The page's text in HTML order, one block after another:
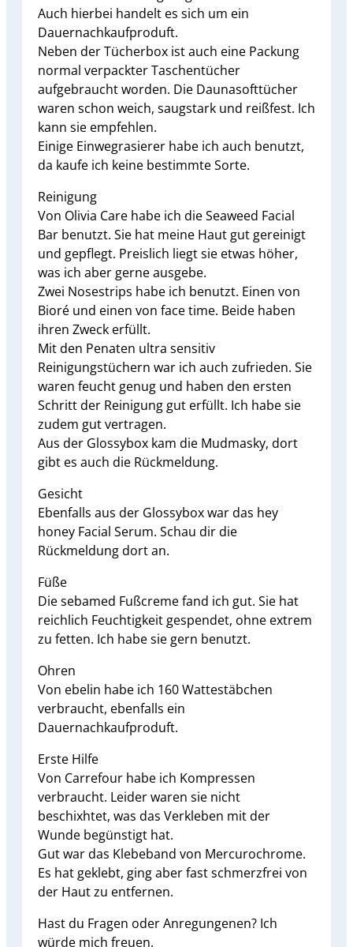
Auch hierbei handelt es sich um ein
Dauernachkaufproduft.
Neben der Tücherbox ist auch eine Packung
normal verpackter Taschentücher
aufgebraucht worden. Die Daunasofttücher
waren schon weich, saugstark und reißfest. Ich
kann sie empfehlen.
Einige Einwegrasierer habe ich auch benutzt,
da kaufe ich keine bestimmte Sorte.
Reinigung
Von Olivia Care habe ich die Seaweed Facial
Bar benutzt. Sie hat meine Haut gut gereinigt
und gepflegt. Preislich liegt sie etwas höher,
was ich aber gerne ausgebe.
Zwei Nosestrips habe ich benutzt. Einen von
Bioré und einen von face time. Beide haben
ihren Zweck erfüllt.
Mit den Penaten ultra sensitiv
Reinigungstüchern war ich auch zufrieden. Sie
waren feucht genug und haben den ersten
Schritt der Reinigung gut erfüllt. Ich habe sie
zudem gut vertragen.
Aus der Glossybox kam die Mudmasky, dort
gibt es auch die Rückmeldung.
Gesicht
Ebenfalls aus der Glossybox war das hey
honey Facial Serum. Schau dir die
Rückmeldung dort an.
Füße
Die sebamed Fußcreme fand ich gut. Sie hat
reichlich Feuchtigkeit gespendet, ohne extrem
zu fetten. Ich habe sie gern benutzt.
Ohren
Von ebelin habe ich 160 Wattestäbchen
verbraucht, ebenfalls ein
Dauernachkaufproduft.
Erste Hilfe
Von Carrefour habe ich Kompressen
verbraucht. Leider waren sie nicht
beschixhtet, was das Verkleben mit der
Wunde begünstigt hat.
Gut war das Klebeband von Mercurochrome.
Es hat geklebt, ging aber fast schmerzfrei von
der Haut zu entfernen.
Hast du Fragen oder Anregungenen? Ich
würde mich freuen.